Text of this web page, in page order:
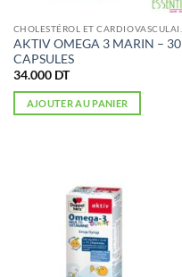
AKTIV OMEGA 3 MARIN – 30
CAPSULES
34.000 DT
AJOUTER AU PANIER